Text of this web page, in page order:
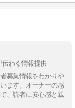
わる情報提供
募集情報をわかりや
ます。オーナーの感
、読者に安心感と親